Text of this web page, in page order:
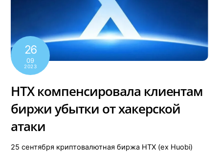
26
09
2023
HTX компенсировала клиентам
биржи убытки от хакерской
атаки
25 сентября криптовалютная биржа HTX (ex Huobi)